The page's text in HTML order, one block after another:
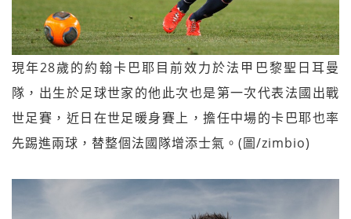
現年28歲的約翰卡巴耶目前效力於法甲巴黎聖日耳曼
隊，出生於足球世家的他此次也是第一次代表法國出戰
世足賽，近日在世足暖身賽上，擔任中場的卡巴耶也率
先踢進兩球，替整個法國隊增添士氣。(圖/zimbio)